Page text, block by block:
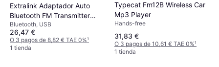
Extralink Adaptador Auto
Bluetooth FM Transmitter
USB-A 2.0
Bluetooth, USB
26,47 €
O 3 pagos de 8,82 € TAE 0%¹
1 tienda
Typecat Fm12B Wireless Car
Mp3 Player
Hands-free
31,83 €
O 3 pagos de 10,61 € TAE 0%¹
1 tienda